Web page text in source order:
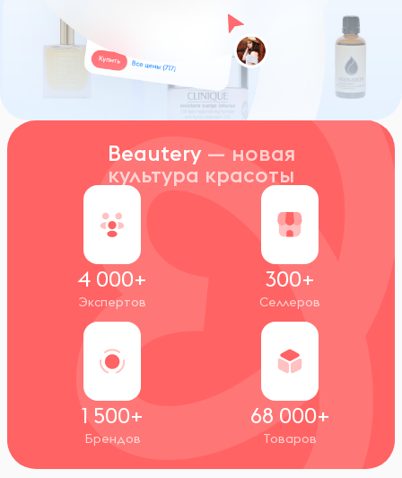
Beautery — новая
культура красоты
4 000+
Экспертов
300+
Селлеров
1 500+
Брендов
68 000+
Товаров